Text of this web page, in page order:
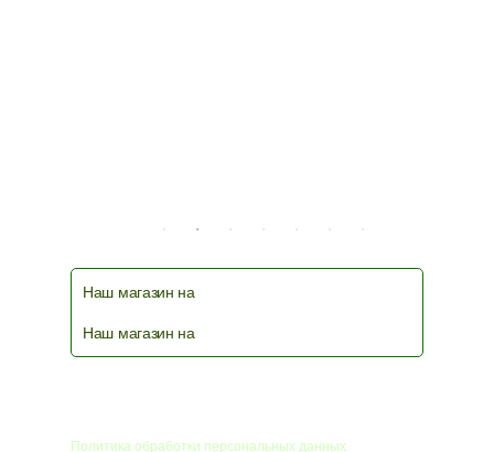
Наш магазин на
Наш магазин на
Политика обработки персональных данных